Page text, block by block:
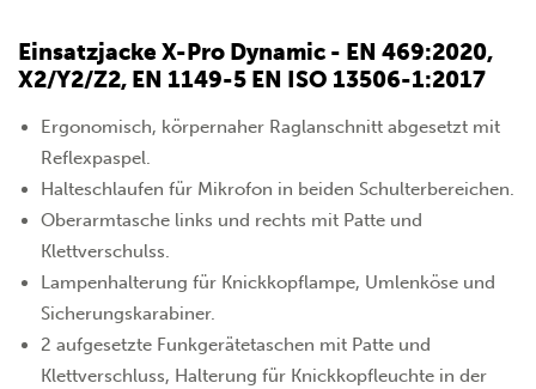
Einsatzjacke X-Pro Dynamic - EN 469:2020,
X2/Y2/Z2, EN 1149-5 EN ISO 13506-1:2017
Ergonomisch, körpernaher Raglanschnitt abgesetzt mit
Reflexpaspel.
Halteschlaufen für Mikrofon in beiden Schulterbereichen.
Oberarmtasche links und rechts mit Patte und
Klettverschulss.
Lampenhalterung für Knickkopflampe, Umlenköse und
Sicherungskarabiner.
2 aufgesetzte Funkgerätetaschen mit Patte und
Klettverschluss, Halterung für Knickkopfleuchte in der